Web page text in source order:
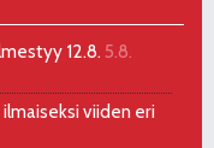
12.8. 5.8.
viiden eri